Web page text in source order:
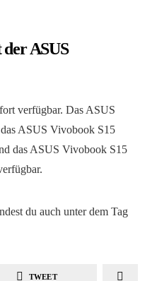
ASUS
verfügbar. Das ASUS
ASUS Vivobook S15
das ASUS Vivobook S15
du auch unter dem Tag
TWEET